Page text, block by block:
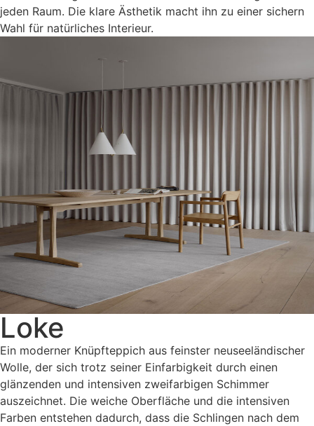
jeden Raum. Die klare Ästhetik macht ihn zu einer sichern
Wahl für natürliches Interieur.
Loke
Ein moderner Knüpfteppich aus feinster neuseeländischer
Wolle, der sich trotz seiner Einfarbigkeit durch einen
glänzenden und intensiven zweifarbigen Schimmer
auszeichnet. Die weiche Oberfläche und die intensiven
Farben entstehen dadurch, dass die Schlingen nach dem